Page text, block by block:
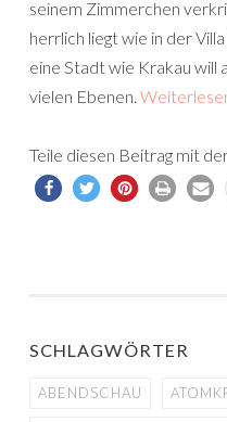
seinem Zimmerchen
herrlich liegt wie in der
eine Stadt wie Krakau will
vielen Ebenen.
Teile diesen Beitrag mit
SCHLAGWÖRTER
ABENDSCHAU